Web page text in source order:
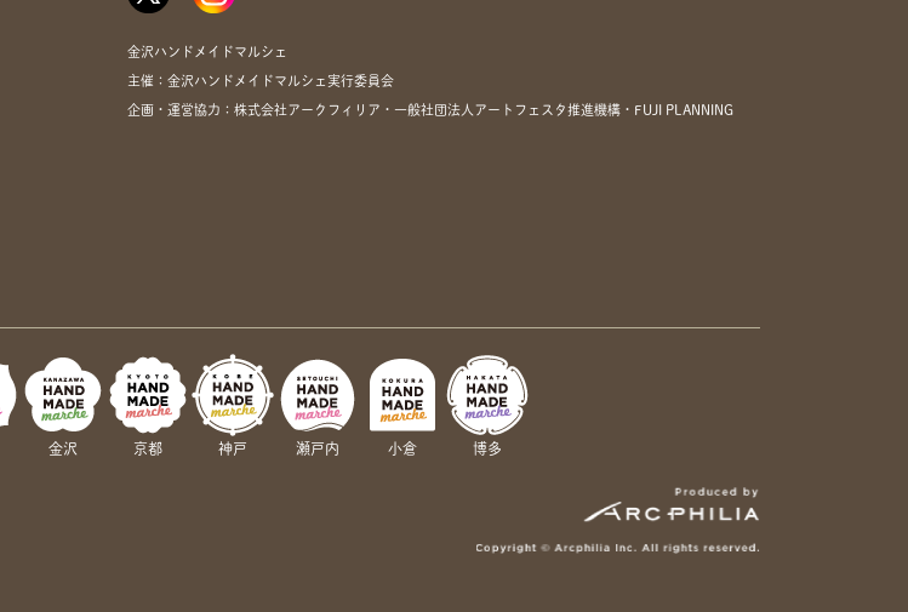
金沢ハンドメイドマルシェ
主催：金沢ハンドメイドマルシェ実行委員会
企画・運営協力：株式会社アークフィリア・一般社団法人アートフェスタ推進機構・FUJI PLANNING
金沢 京都 神戸 瀬戸内 小倉 博多